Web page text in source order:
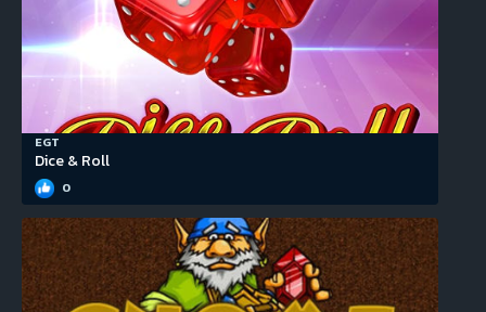
EGT
Dice & Roll
0